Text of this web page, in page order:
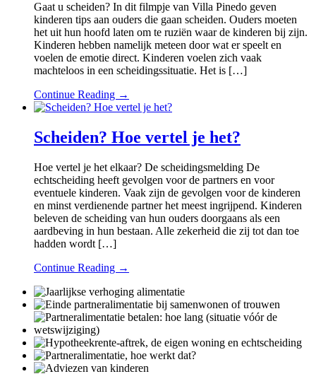
Gaat u scheiden? In dit filmpje van Villa Pinedo geven
kinderen tips aan ouders die gaan scheiden. Ouders moeten
het uit hun hoofd laten om te ruziën waar de kinderen bij zijn.
Kinderen hebben namelijk meteen door wat er speelt en
voelen de emotie direct. Kinderen voelen zich vaak
machteloos in een scheidingssituatie. Het is […]
Continue Reading →
Scheiden? Hoe vertel je het?
Hoe vertel je het elkaar? De scheidingsmelding De
echtscheiding heeft gevolgen voor de partners en voor
eventuele kinderen. Vaak zijn de gevolgen voor de kinderen
en minst verdienende partner het meest ingrijpend. Kinderen
beleven de scheiding van hun ouders doorgaans als een
aardbeving in hun bestaan. Alle zekerheid die zij tot dan toe
hadden wordt […]
Continue Reading →